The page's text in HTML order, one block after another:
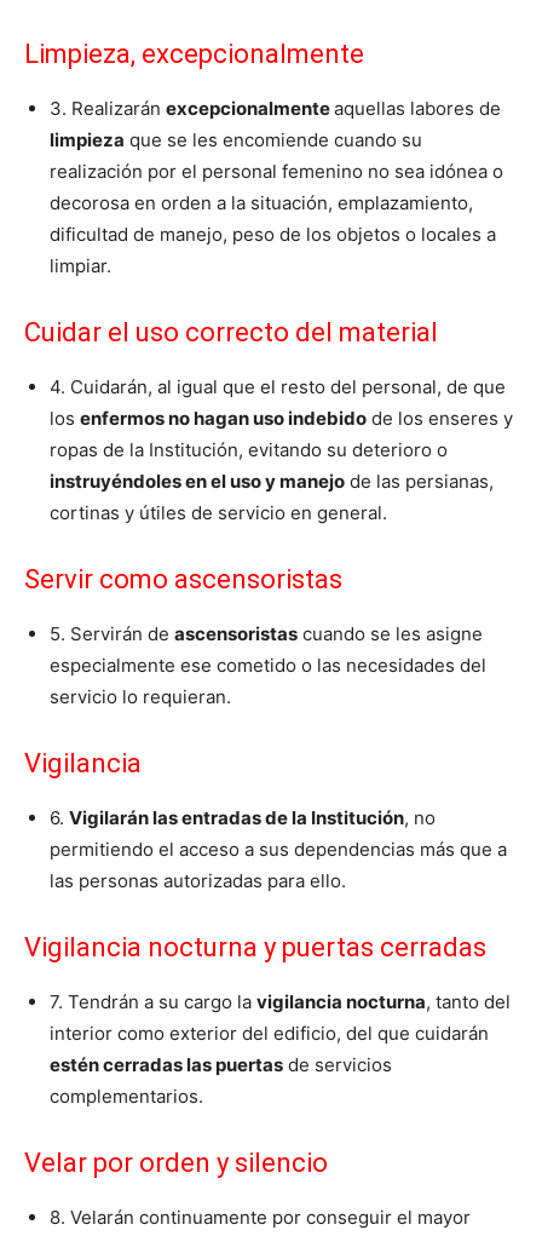
Limpieza, excepcionalmente
3. Realizarán excepcionalmenteaquellas labores de
limpieza que se les encomiende cuando su
realización por el personal femenino no sea idónea o
decorosa en orden a la situación, emplazamiento,
dificultad de manejo, peso de los objetos o locales a
limpiar.
Cuidar el uso correcto del material
4. Cuidarán, al igual que el resto del personal, de que
los enfermos no hagan uso indebido de los enseres y
ropas de la Institución, evitando su deterioro o
instruyéndoles en el uso y manejo de las persianas,
cortinas y útiles de servicio en general.
Servir como ascensoristas
5. Servirán de ascensoristas cuando se les asigne
especialmente ese cometido o las necesidades del
servicio lo requieran.
Vigilancia
6. Vigilarán las entradas de la Institución, no
permitiendo el acceso a sus dependencias más que a
las personas autorizadas para ello.
Vigilancia nocturna y puertas cerradas
7. Tendrán a su cargo la vigilancia nocturna, tanto del
interior como exterior del edificio, del que cuidarán
estén cerradas las puertas de servicios
complementarios.
Velar por orden y silencio
8. Velarán continuamente por conseguir el mayor